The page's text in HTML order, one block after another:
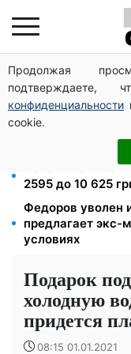
Продолжая
конфиденциальности
cookie.
Церковный
три строгих
зиму
До 19 400 грн на
на субсидию для
Пенсия по
2595 до 10 625
Федоров уволен
предлагает экс-
условиях
Подарок
холодную
придется
08:15 01.01.2021